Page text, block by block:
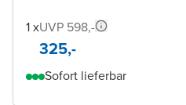
1 xUVP 598,-
325,-
Sofort lieferbar